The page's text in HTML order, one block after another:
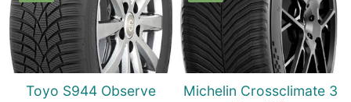
Toyo S944 Observe
Michelin Crossclimate 3